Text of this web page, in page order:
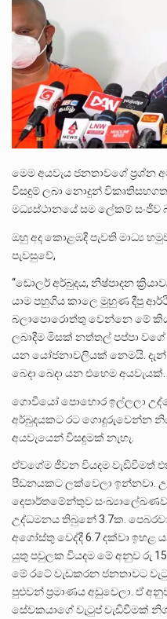
මෙම අයවැය ජනතාවගේ
විසඳුම් ලබා නොදුන්
මධ්‍යස්ථානයේ සම ලේකම් සංජීව
ඔහු අද කොළඹදී පැවති මාධ්‍ය
පැවසුවේ,
“ඩොලර් අර්බුදය, නිෂ්පාදන
යාම පහුගිය කාලෙ මුහුණ දීපු
බලාපොරොත්තු වෙන්නෙ මේ
ලබාදීම මිසක් නත්තල් පප්පා වගේ
යන යෝජනාවලියක් නෙමයි.
බෙදා බෙදා යන එහෙම අයවැයක්.
ගොවියෝ පොහොර ඉල්ලලා
අර්බුදයකට රට ගොදුරුවෙන්න
අයවැයෙන් විසඳුමක් නැහැ.
ඒවගේම ජීවන වියදම වැඩිවීමත්
පීඩනයකට ලක්වෙලා ඉන්නවා.
දෙපාර්තමේන්තුව
උද්ධමනය තිබුනේ 3.7ක.
අගෝස්තු වෙද්දී 6.7 දක්වා ඉහළ
යුතු පවුලක වියදම මේ අනුව රු
මේ රටේ වැඩකරන ජනතාවට
පුළුවන් ප්‍රමාණය අඩුවෙලා. ඒ
සේවකයාගේ වැටුප් වැඩිවීමක්